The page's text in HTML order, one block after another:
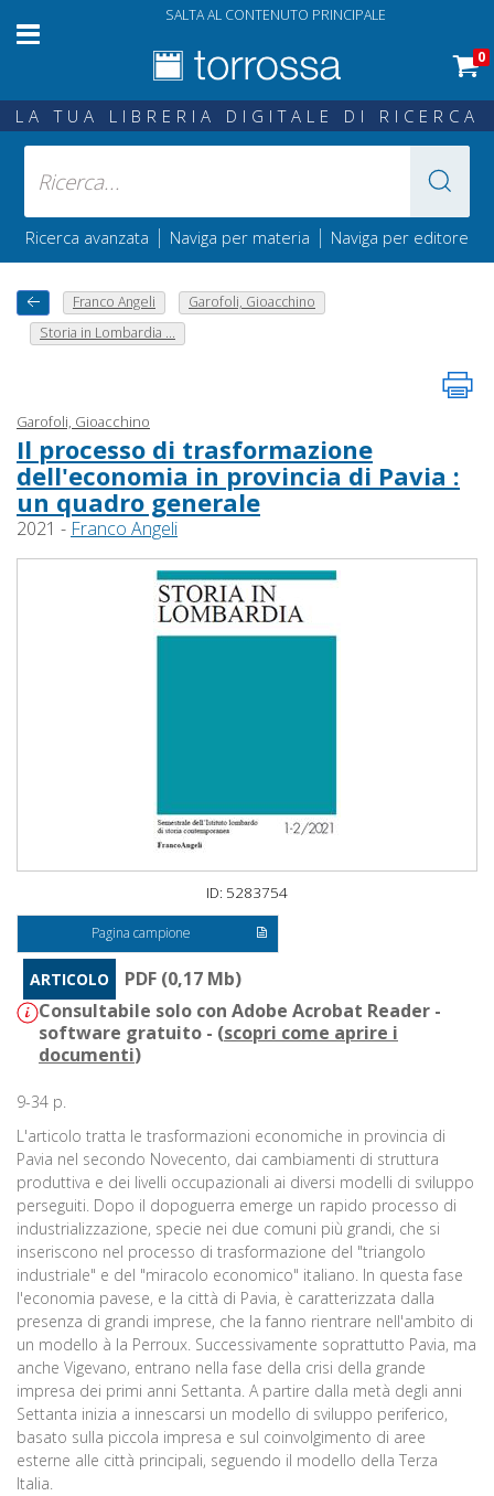
SALTA AL CONTENUTO PRINCIPALE
0
LA TUA LIBRERIA DIGITALE DI RICERCA
Ricerca avanzata | Naviga per materia | Naviga per editore
Franco Angeli
Garofoli, Gioacchino
Storia in Lombardia ...
Garofoli, Gioacchino
Il processo di trasformazione
dell'economia in provincia di Pavia :
un quadro generale
2021 - Franco Angeli
ID: 5283754
Pagina campione
ARTICOLO
PDF (0,17 Mb)
Consultabile solo con Adobe Acrobat Reader -
software gratuito - (scopri come aprire i
documenti)
9-34 p.
L'articolo tratta le trasformazioni economiche in provincia di
Pavia nel secondo Novecento, dai cambiamenti di struttura
produttiva e dei livelli occupazionali ai diversi modelli di sviluppo
perseguiti. Dopo il dopoguerra emerge un rapido processo di
industrializzazione, specie nei due comuni più grandi, che si
inseriscono nel processo di trasformazione del "triangolo
industriale" e del "miracolo economico" italiano. In questa fase
l'economia pavese, e la città di Pavia, è caratterizzata dalla
presenza di grandi imprese, che la fanno rientrare nell'ambito di
un modello à la Perroux. Successivamente soprattutto Pavia, ma
anche Vigevano, entrano nella fase della crisi della grande
impresa dei primi anni Settanta. A partire dalla metà degli anni
Settanta inizia a innescarsi un modello di sviluppo periferico,
basato sulla piccola impresa e sul coinvolgimento di aree
esterne alle città principali, seguendo il modello della Terza
Italia.